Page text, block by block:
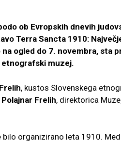
ob Evropskih dnevih
Terra Sancta 1910:
ogled do 7. novembra, sta
etnografski muzej.
, kustos Slovenskega
Frelih, direktorica
organizirano leta 1910.